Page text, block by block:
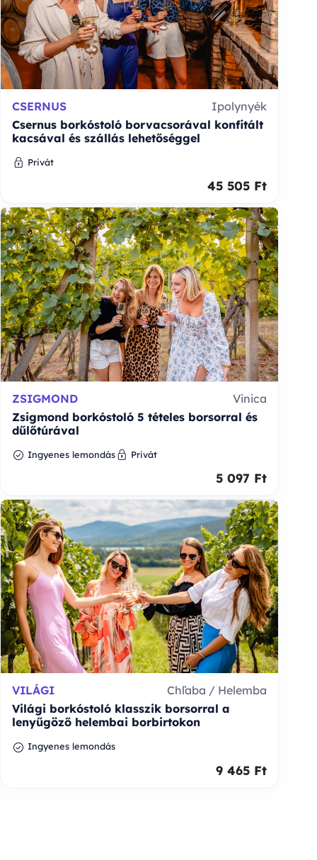
CSERNUS
Ipolynyék
Csernus borkóstoló borvacsorával konfitált
kacsával és szállás lehetőséggel
Privát
45 505 Ft
ZSIGMOND
Vinica
Zsigmond borkóstoló 5 tételes borsorral és
dűlőtúrával
Ingyenes lemondás Privát
5 097 Ft
VILÁGI
Chľaba / Helemba
Világi borkóstoló klasszik borsorral a
lenyűgöző helembai borbirtokon
Ingyenes lemondás
9 465 Ft